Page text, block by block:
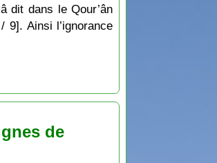
dit dans le Qour’ân
Ainsi l’ignorance
de